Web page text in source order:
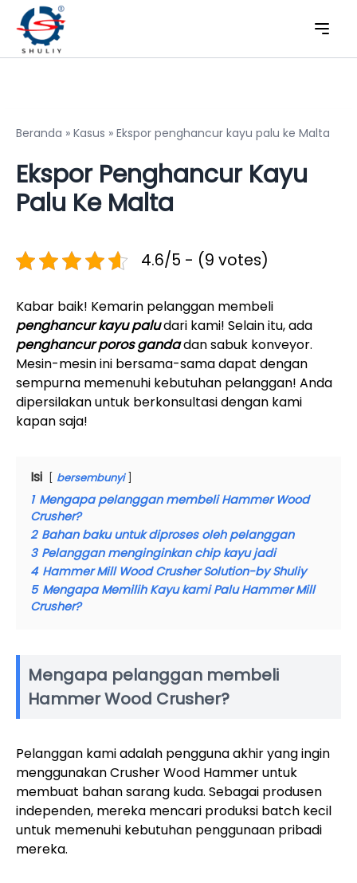
Beranda » Kasus » Ekspor penghancur kayu palu ke Malta
Ekspor Penghancur Kayu
Palu Ke Malta
4.6/5 - (9 votes)
Kabar baik! Kemarin pelanggan membeli
penghancur kayu paludari kami! Selain itu, ada
penghancur poros gandadan sabuk konveyor.
Mesin-mesin ini bersama-sama dapat dengan
sempurna memenuhi kebutuhan pelanggan! Anda
dipersilakan untuk berkonsultasi dengan kami
kapan saja!
Isi bersembunyi
1 Mengapa pelanggan membeli Hammer Wood
Crusher?
2 Bahan baku untuk diproses oleh pelanggan
3 Pelanggan menginginkan chip kayu jadi
4 Hammer Mill Wood Crusher Solution-by Shuliy
5 Mengapa Memilih Kayu kami Palu Hammer Mill
Crusher?
Mengapa pelanggan membeli
Hammer Wood Crusher?
Pelanggan kami adalah pengguna akhir yang ingin
menggunakan Crusher Wood Hammer untuk
membuat bahan sarang kuda. Sebagai produsen
independen, mereka mencari produksi batch kecil
untuk memenuhi kebutuhan penggunaan pribadi
mereka.